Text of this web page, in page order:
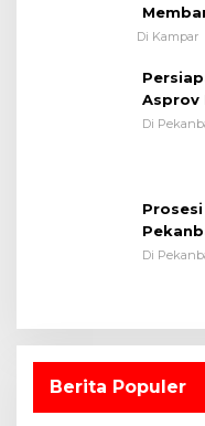
Kodim
Di Kampar
Asprov
Di
Dalam
Di
Berita Populer